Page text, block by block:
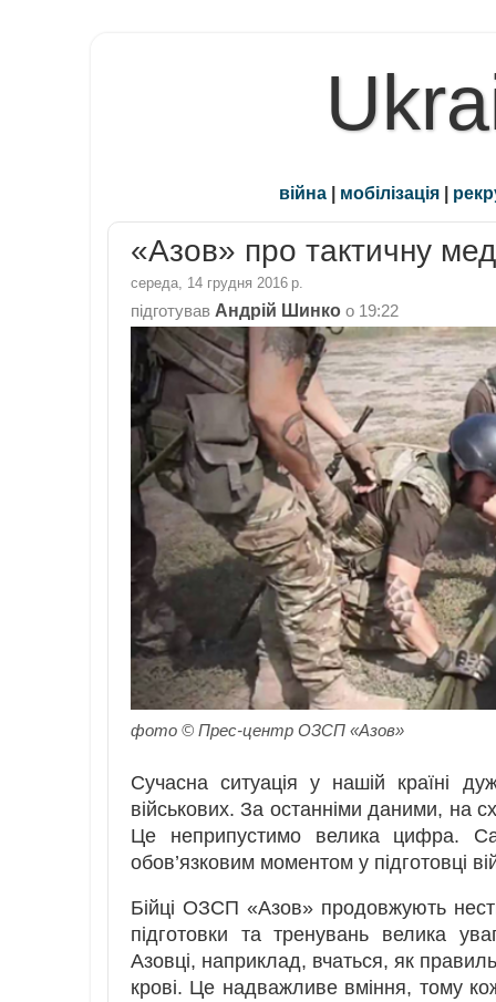
війна | мобілізація |
«Азов» про тактичну
середа, 14 грудня 2016 р.
підготував Андрій Шинко о 19:22
фото © Прес-центр ОЗСП «Азов»
Сучасна ситуація у нашій країні
військових. За останніми даними, на
Це неприпустимо велика цифра.
обов’язковим моментом у підготовці
Бійці ОЗСП «Азов» продовжують
підготовки та тренувань велика
Азовці, наприклад, вчаться, як
крові. Це надважливе вміння, тому